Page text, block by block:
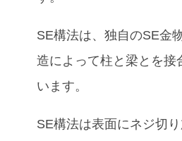
SE構法は、独自のSE金
造によって柱と梁とを
います。
SE構法は表面にネジ切